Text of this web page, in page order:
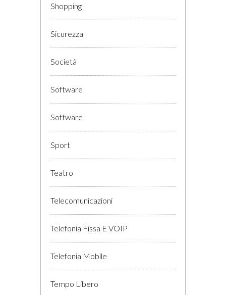
Shopping
Sicurezza
Società
Software
Software
Sport
Teatro
Telecomunicazioni
Telefonia Fissa E VOIP
Telefonia Mobile
Tempo Libero